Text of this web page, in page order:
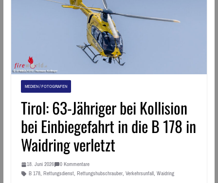
MEDIEN / FOTOGRAFEN
Tirol: 63-Jähriger bei Kollision
bei Einbiegefahrt in die B 178 in
Waidring verletzt
18. Juni 2026
0 Kommentare
B 178, Rettungsdienst, Rettungshubschrauber, Verkehrsunfall, Waidring